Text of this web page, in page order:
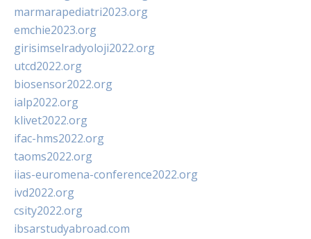
marmarapediatri2023.org
emchie2023.org
girisimselradyoloji2022.org
utcd2022.org
biosensor2022.org
ialp2022.org
klivet2022.org
ifac-hms2022.org
taoms2022.org
iias-euromena-conference2022.org
ivd2022.org
csity2022.org
ibsarstudyabroad.com